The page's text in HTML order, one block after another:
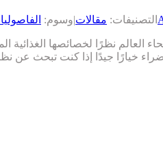
التصنيفات: مقالات|وسوم:
العالم نظرًا لخصائصها الغذائية
خيارًا جيدًا إذا كنت تبحث